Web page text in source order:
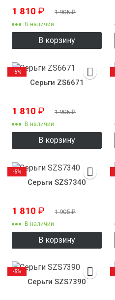
1 810 ₽ 1 905₽
В наличии
В корзину
Серьги ZS6671
1 810 ₽ 1 905₽
В наличии
В корзину
-5%
Серьги SZS7340
1 810 ₽ 1 905₽
В наличии
В корзину
-5%
Серьги SZS7390
-5%